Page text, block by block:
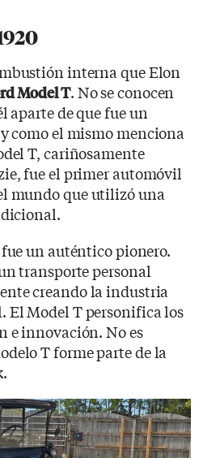
interna que Elon
Model T. No se conocen
aparte de que fue un
como el mismo menciona
T, cariñosamente
fue el primer automóvil
mundo que utilizó una
fue un auténtico pionero.
transporte personal
creando la industria
El Model T personifica los
e innovación. No es
T forme parte de la